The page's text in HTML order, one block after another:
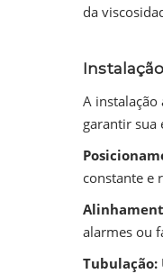
da
A instalação
garantir sua
constante e
alarmes ou
Tubulação: